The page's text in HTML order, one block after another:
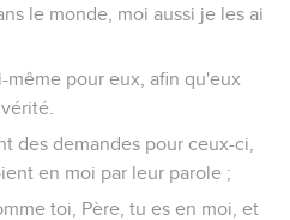
le monde, moi aussi je les ai
même pour eux, afin qu'eux
des demandes pour ceux-ci,
en moi par leur parole ;
toi, Père, tu es en moi, et